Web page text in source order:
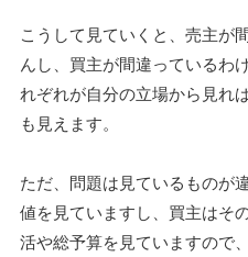
こうして見ていくと、売主が
んし、買主が間違っているわ
れぞれが自分の立場から見れ
も見えます。
ただ、問題は見ているものが
値を見ていますし、買主はそ
活や総予算を見ていますので